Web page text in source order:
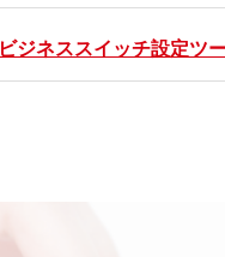
ビジネススイッチ設定ツ